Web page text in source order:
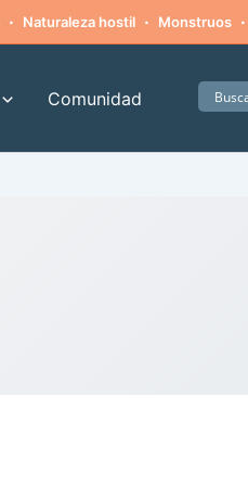
· Naturaleza hostil · Monstruos ·
Comunidad